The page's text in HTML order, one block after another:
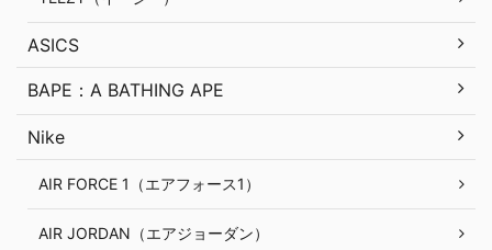
ASICS
BAPE：A BATHING APE
Nike
AIR FORCE 1（エアフォース1）
AIR JORDAN（エアジョーダン）